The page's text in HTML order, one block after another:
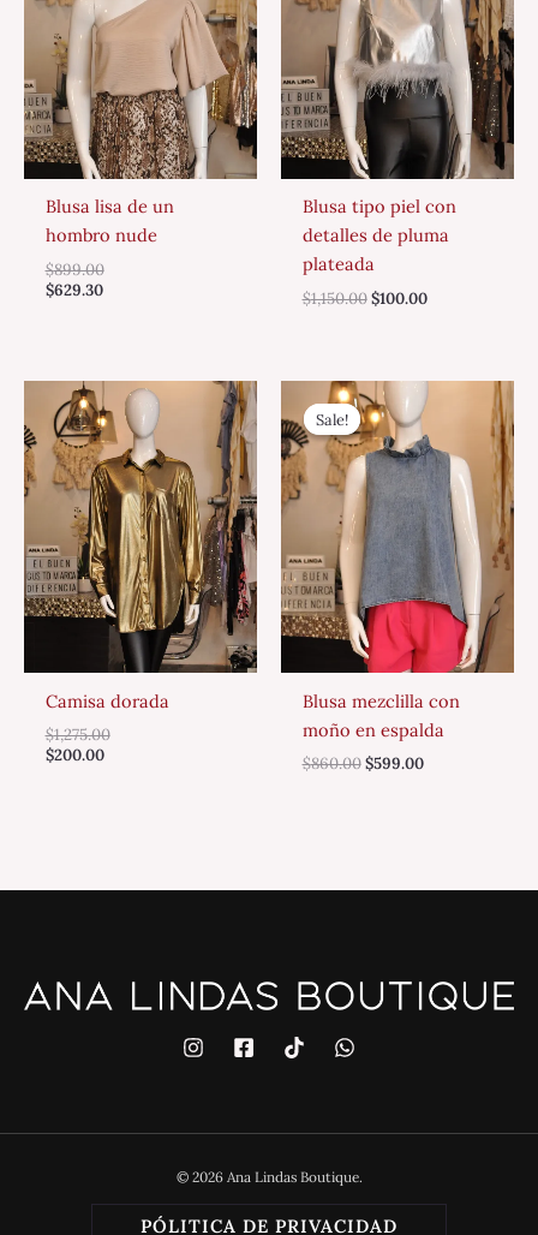
Blusa lisa de un
hombro nude
$899.00
$629.30
Blusa tipo piel con
detalles de pluma
plateada
$1,150.00 $100.00
Camisa dorada
$1,275.00
$200.00
Sale!
Sale!
Blusa mezclilla con
moño en espalda
$860.00
Original
price
was:
$860.00.
$599.00
price
is:
$599.00.
© 2026 Ana Lindas Boutique.
PÓLITICA DE PRIVACIDAD